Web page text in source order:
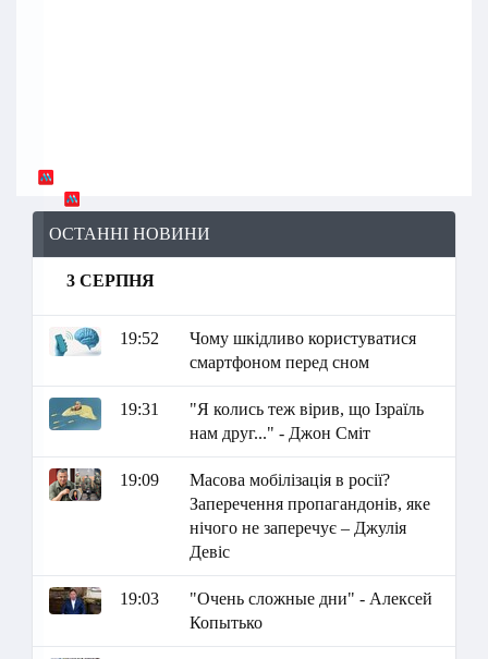
ОСТАННІ НОВИНИ
3 СЕРПНЯ
19:52
Чому шкідливо користуватися
смартфоном перед сном
19:31
"Я колись теж вірив, що Ізраїль
нам друг..." - Джон Сміт
19:09
Масова мобілізація в росії?
Заперечення пропагандонів, яке
нічого не заперечує – Джулія
Девіс
19:03
"Очень сложные дни" - Алексей
Копытько